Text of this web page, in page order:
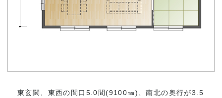
東玄関、東西の間口5.0間(9100㎜)、南北の奥行が3.5